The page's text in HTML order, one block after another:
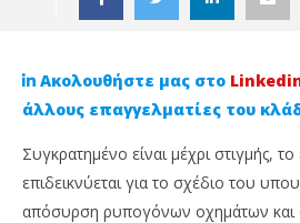
Ακολουθήστε μας στο
άλλους επαγγελματίες του
Συγκρατημένο είναι μέχρι στιγμής,
επιδεικνύεται για το σχέδιο του
απόσυρση ρυπογόνων οχημάτων και